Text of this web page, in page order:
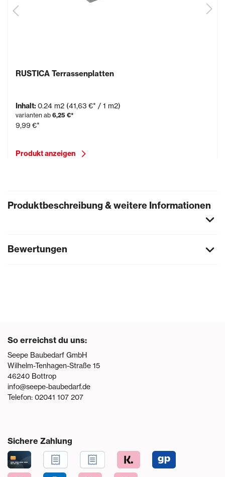
RUSTICA Terrassenplatten
Inhalt: 0.24 m2 (41,63 €* / 1 m2)
varianten ab 6,25 €*
9,99 €*
Produkt anzeigen
Produktbeschreibung & weitere Informationen
Bewertungen
So erreichst du uns:
Seepe Baubedarf GmbH
Wilhelm-Tenhagen-Straße 15
46240 Bottrop
info@seepe-baubedarf.de
Telefon: 02041 107 207
Sichere Zahlung